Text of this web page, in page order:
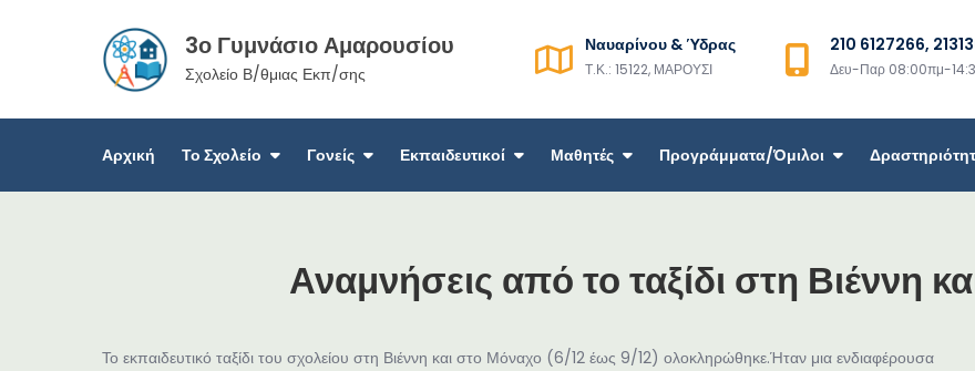
3ο Γυμνάσιο Αμαρουσίου
Σχολείο Β/θμιας Εκπ/σης
Ναυαρίνου & Ύδρας
Τ.Κ.: 15122, ΜΑΡΟΥΣΙ
210 6127266,
Δευ-Παρ 08:00πμ-
Αρχική Το Σχολείο Γονείς Εκπαιδευτικοί Μαθητές Προγράμματα/Όμιλοι
Αναμνήσεις από το ταξίδι στη Βιέννη
Το εκπαιδευτικό ταξίδι του σχολείου στη Βιέννη και στο Μόναχο (6/12 έως 9/12) ολοκληρώθηκε.Ήταν μια ενδιαφέρουσα